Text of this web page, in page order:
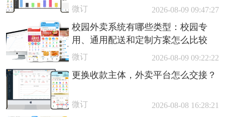
微订 2026-08-09 09:47:27
校园外卖系统有哪些类型：校园专
用、通用配送和定制方案怎么比较
微订 2026-08-09 09:22:22
更换收款主体，外卖平台怎么交接？
微订 2026-08-08 16:28:21